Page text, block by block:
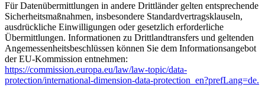
Für Datenübermittlungen in andere Drittländer gelten entsprechende
Sicherheitsmaßnahmen, insbesondere Standardvertragsklauseln,
ausdrückliche Einwilligungen oder gesetzlich erforderliche
Übermittlungen. Informationen zu Drittlandtransfers und geltenden
Angemessenheitsbeschlüssen können Sie dem Informationsangebot
der EU-Kommission entnehmen:
https://commission.europa.eu/law/law-topic/data-
protection/international-dimension-data-protection_en?prefLang=de.